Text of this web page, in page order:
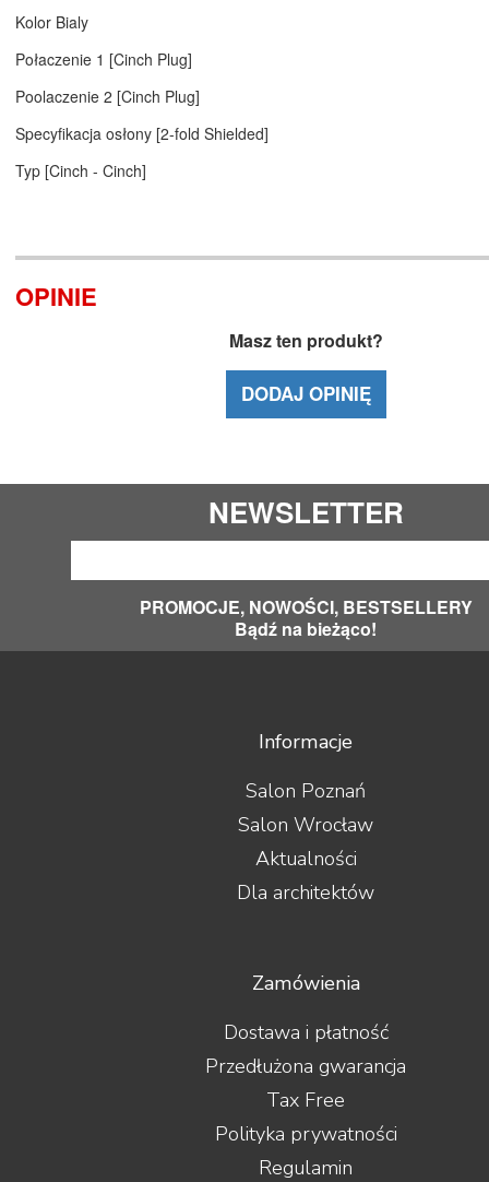
Kolor Bialy
Połaczenie 1 [Cinch Plug]
Poolaczenie 2 [Cinch Plug]
Specyfikacja osłony [2-fold Shielded]
Typ [Cinch - Cinch]
OPINIE
Masz ten produkt?
DODAJ OPINIĘ
NEWSLETTER
PROMOCJE, NOWOŚCI, BESTSELLERY
Bądź na bieżąco!
Informacje
Salon Poznań
Salon Wrocław
Aktualności
Dla architektów
Zamówienia
Dostawa i płatność
Przedłużona gwarancja
Tax Free
Polityka prywatności
Regulamin